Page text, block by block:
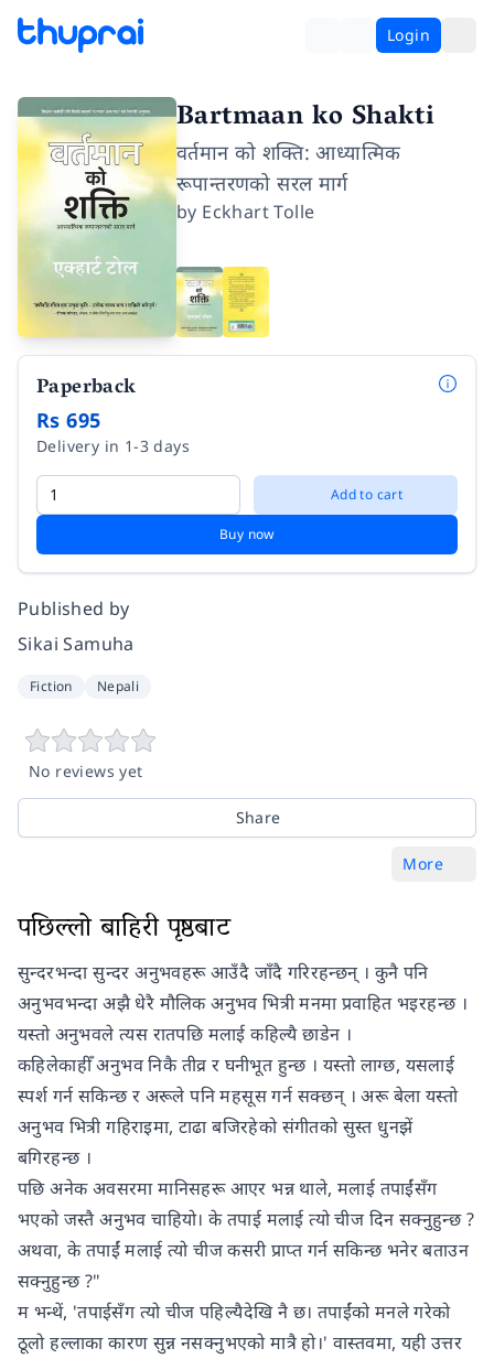
Login
Bartmaan ko Shakti
वर्तमान को शक्ति: आध्यात्मिक
रूपान्तरणको सरल मार्ग
by Eckhart Tolle
Paperback
Rs 695
Delivery in 1-3 days
Add to cart
Buy now
Published by
Sikai Samuha
Fiction Nepali
No reviews yet
Share
More
पछिल्लो बाहिरी पृष्ठबाट
सुन्दरभन्दा सुन्दर अनुभवहरू आउँदै जाँदै गरिरहन्छन् । कुनै पनि
अनुभवभन्दा अझै धेरै मौलिक अनुभव भित्री मनमा प्रवाहित भइरहन्छ ।
यस्तो अनुभवले त्यस रातपछि मलाई कहिल्यै छाडेन ।
कहिलेकाहीँ अनुभव निकै तीव्र र घनीभूत हुन्छ । यस्तो लाग्छ, यसलाई
स्पर्श गर्न सकिन्छ र अरूले पनि महसूस गर्न सक्छन् । अरू बेला यस्तो
अनुभव भित्री गहिराइमा, टाढा बजिरहेको संगीतको सुस्त धुनझें
बगिरहन्छ ।
पछि अनेक अवसरमा मानिसहरू आएर भन्न थाले, मलाई तपाईंसँग
भएको जस्तै अनुभव चाहियो। के तपाई मलाई त्यो चीज दिन सक्नुहुन्छ ?
अथवा, के तपाईं मलाई त्यो चीज कसरी प्राप्त गर्न सकिन्छ भनेर बताउन
सक्नुहुन्छ ?"
म भन्थें, 'तपाईसँग त्यो चीज पहिल्यैदेखि नै छ। तपाईंको मनले गरेको
ठूलो हल्लाका कारण सुन्न नसक्नुभएको मात्रै हो।' वास्तवमा, यही उत्तर